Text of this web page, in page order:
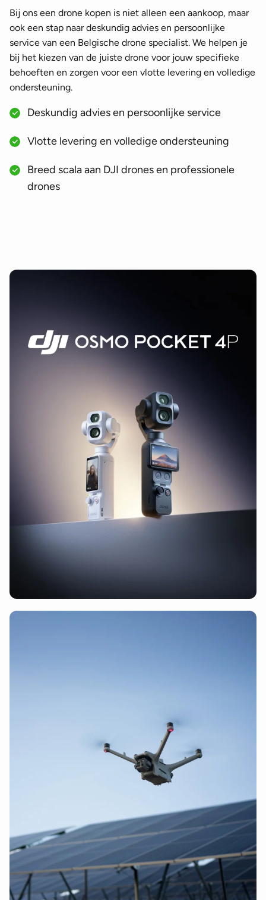
Bij ons een drone kopen is niet alleen een aankoop, maar
ook een stap naar deskundig advies en persoonlijke
service van een Belgische drone specialist. We helpen je
bij het kiezen van de juiste drone voor jouw specifieke
behoeften en zorgen voor een vlotte levering en volledige
ondersteuning.
Deskundig advies en persoonlijke service
Vlotte levering en volledige ondersteuning
Breed scala aan DJI drones en professionele
drones